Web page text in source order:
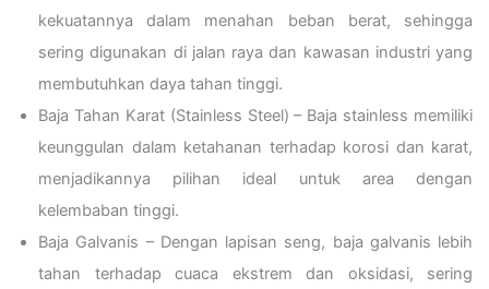
kekuatannya dalam menahan beban berat, sehingga
sering digunakan di jalan raya dan kawasan industri yang
membutuhkan daya tahan tinggi.
Baja Tahan Karat (Stainless Steel) – Baja stainless memiliki
keunggulan dalam ketahanan terhadap korosi dan karat,
menjadikannya pilihan ideal untuk area dengan
kelembaban tinggi.
Baja Galvanis – Dengan lapisan seng, baja galvanis lebih
tahan terhadap cuaca ekstrem dan oksidasi, sering